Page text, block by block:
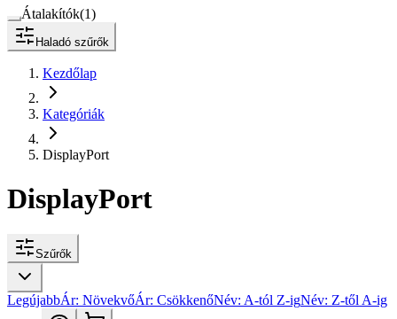
Átalakítók(1)
Haladó szűrők
Kezdőlap
Kategóriák
DisplayPort
DisplayPort
Szűrők
LegújabbÁr: NövekvőÁr: CsökkenőNév: A-tól Z-igNév: Z-től A-ig